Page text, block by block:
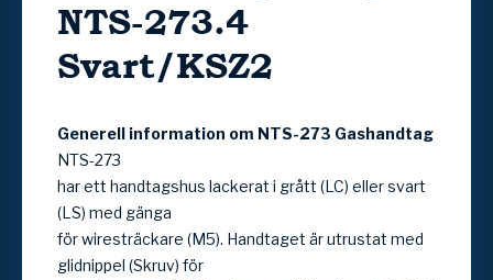
NTS-273.4
Svart/KSZ2
Generell information om NTS-273 Gashandtag
NTS-273
har ett handtagshus lackerat i grått (LC) eller svart
(LS) med gänga
för wiresträckare (M5). Handtaget är utrustat med
glidnippel (Skruv) för